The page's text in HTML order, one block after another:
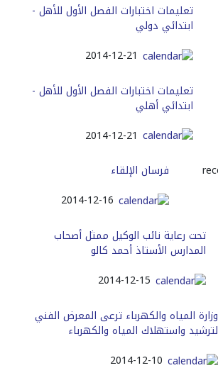
تعليمات اختبارات الفصل الأول للأهل -
ابتدائي دولي
2014-12-21
تعليمات اختبارات الفصل الأول للأهل -
ابتدائي أهلي
2014-12-21
فرسان الإلقاء
2014-12-16
تحت رعاية نائب الوكيل ممثل أصحاب
المدارس الأستاذ أحمد كالو
2014-12-15
وزارة المياه والكهرباء ترعى المعرض الفني
لترشيد واستهلاك المياه والكهرباء
2014-12-10